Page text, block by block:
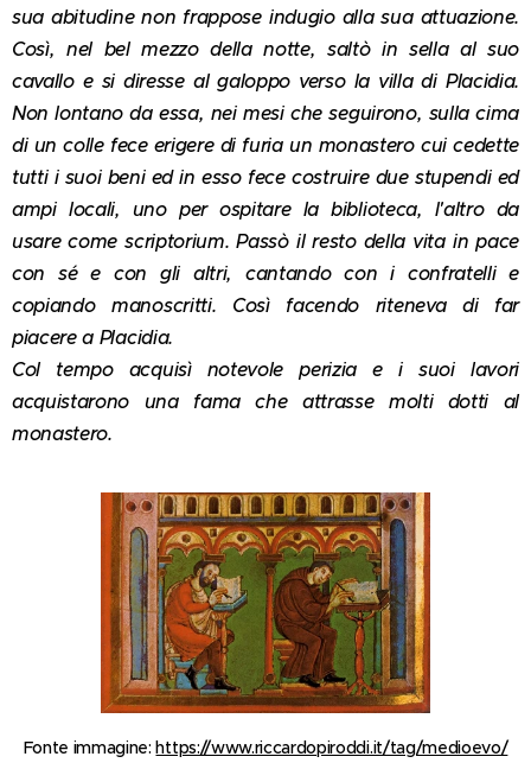
sua abitudine non frappose indugio alla sua attuazione.
Così, nel bel mezzo della notte, saltò in sella al suo
cavallo e si diresse al galoppo verso la villa di Placidia.
Non lontano da essa, nei mesi che seguirono, sulla cima
di un colle fece erigere di furia un monastero cui cedette
tutti i suoi beni ed in esso fece costruire due stupendi ed
ampi locali, uno per ospitare la biblioteca, l'altro da
usare come scriptorium. Passò il resto della vita in pace
con sé e con gli altri, cantando con i confratelli e
copiando manoscritti. Così facendo riteneva di far
piacere a Placidia.
Col tempo acquisì notevole perizia e i suoi lavori
acquistarono una fama che attrasse molti dotti al
monastero.
Fonte immagine:https://www.riccardopiroddi.it/tag/medioevo/